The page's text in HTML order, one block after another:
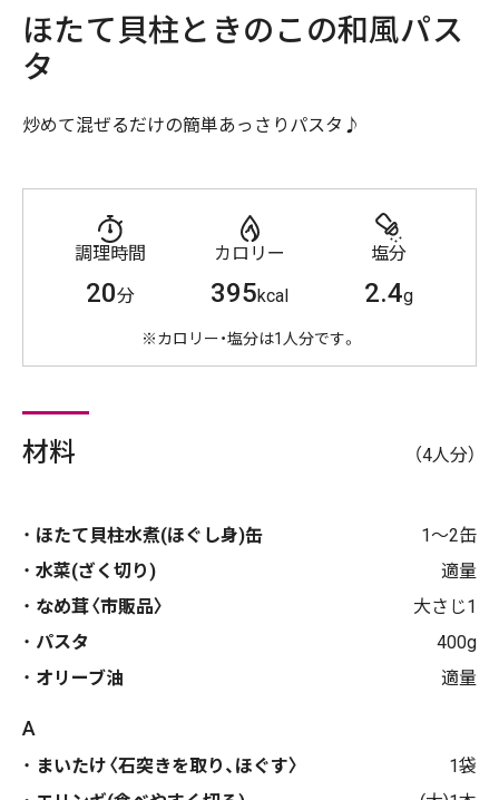
ほたて貝柱ときのこの和風パス
タ
炒めて混ぜるだけの簡単あっさりパスタ♪
調理時間
20分
カロリー
395kcal
塩分
2.4g
※カロリー・塩分は1人分です。
材料 （4人分）
ほたて貝柱水煮(ほぐし身)缶
1～2缶
水菜(ざく切り)
適量
なめ茸〈市販品〉
大さじ1
パスタ
400g
オリーブ油
適量
A
まいたけ〈石突きを取り、ほぐす〉
1袋